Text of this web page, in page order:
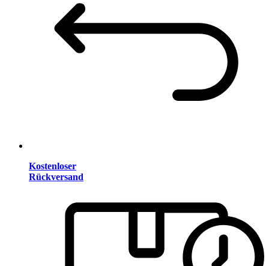
Kostenloser
Rückversand